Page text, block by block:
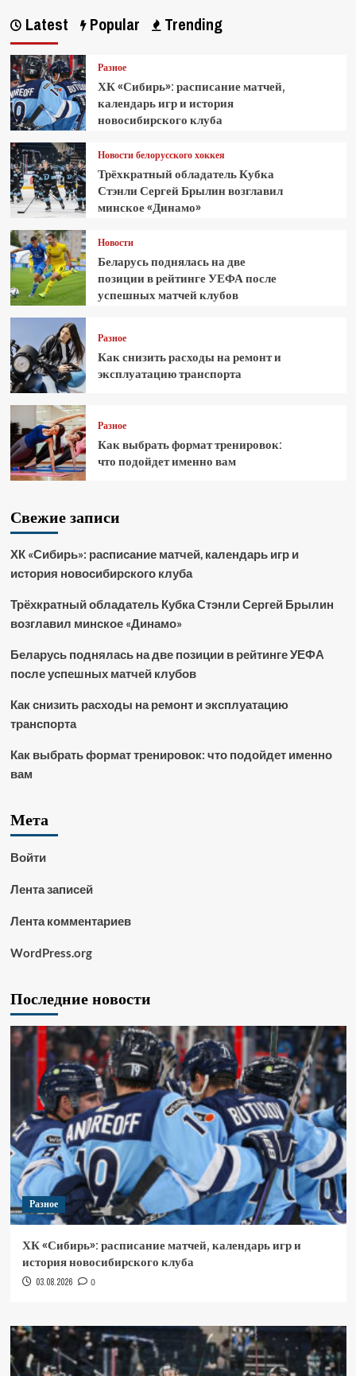
Latest Popular Trending
Разное
ХК «Сибирь»: расписание матчей,
календарь игр и история
новосибирского клуба
Новости белорусского хоккея
Трёхкратный обладатель Кубка
Стэнли Сергей Брылин возглавил
минское «Динамо»
Новости
Беларусь поднялась на две
позиции в рейтинге УЕФА после
успешных матчей клубов
Разное
Как снизить расходы на ремонт и
эксплуатацию транспорта
Разное
Как выбрать формат тренировок:
что подойдет именно вам
Свежие записи
ХК «Сибирь»: расписание матчей, календарь игр и
история новосибирского клуба
Трёхкратный обладатель Кубка Стэнли Сергей Брылин
возглавил минское «Динамо»
Беларусь поднялась на две позиции в рейтинге УЕФА
после успешных матчей клубов
Как снизить расходы на ремонт и эксплуатацию
транспорта
Как выбрать формат тренировок: что подойдет именно
вам
Мета
Войти
Лента записей
Лента комментариев
WordPress.org
Последние новости
Разное
ХК «Сибирь»: расписание матчей, календарь игр и
история новосибирского клуба
03.08.2026 0